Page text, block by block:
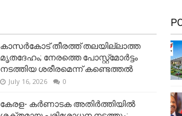
കാസർകോട് തീരത്ത് തലയില്ലാത്ത
മൃതദേഹം; നേരത്തെ പോസ്റ്റ്‌മോർട്ടം
നടത്തിയ ശരീരമെന്ന് കണ്ടെത്തൽ
July 16, 2026 0
കേരള- കർണാടക അതിർത്തിയിൽ